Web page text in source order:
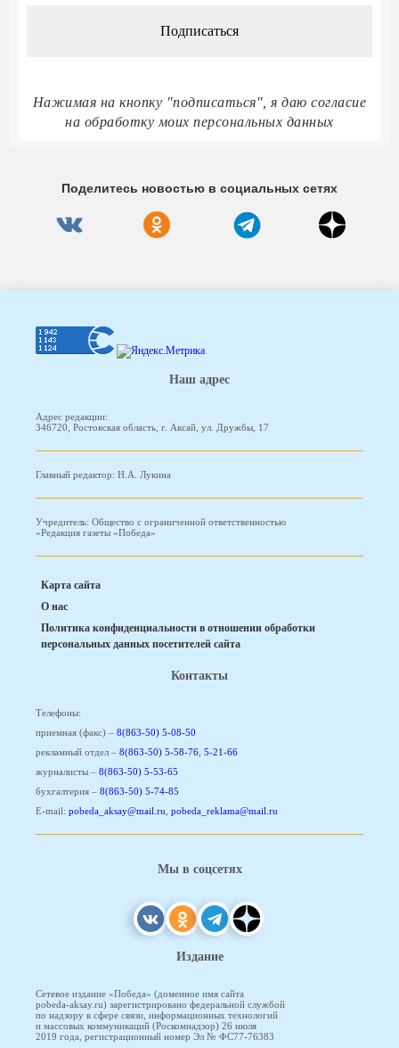
Нажимая на кнопку "подписаться", я даю согласие
на обработку моих персональных данных
Поделитесь новостью в социальных сетях
Наш адрес
Адрес редакции:
346720, Ростовская область, г. Аксай, ул. Дружбы, 17
Главный редактор: Н.А. Лукина
Учредитель: Общество с ограниченной ответственностью
«Редакция газеты «Победа»
Карта сайта
О нас
Политика конфиденциальности в отношении обработки
персональных данных посетителей сайта
Контакты
Телефоны:
приемная (факс) – 8(863-50) 5-08-50
рекламный отдел – 8(863-50) 5-58-76, 5-21-66
журналисты – 8(863-50) 5-53-65
бухгалтерия – 8(863-50) 5-74-85
E-mail: pobeda_aksay@mail.ru, pobeda_reklama@mail.ru
Мы в соцсетях
Издание
Сетевое издание «Победа» (доменное имя сайта
pobeda-aksay.ru) зарегистрировано федеральной службой
по надзору в сфере связи, информационных технологий
и массовых коммуникаций (Роскомнадзор) 26 июля
2019 года, регистрационный номер Эл № ФС77-76383